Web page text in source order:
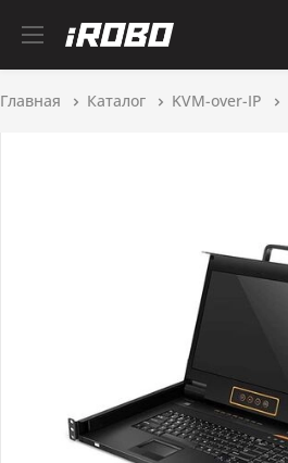
Главная Каталог KVM-over-IP